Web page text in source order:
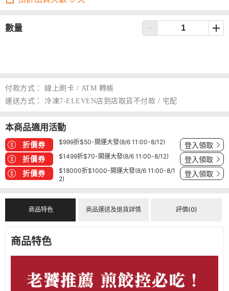
數量
付款方式：
線上刷卡 / ATM 轉帳
運送方式：
冷凍7-ELEVEN店到店取貨不付款 / 宅配
本商品適用活動
折價券 $999折$50-開運大發(8/6 11:00-8/12) 登入領取
折價券 $1499折$70-開運大發(8/6 11:00-8/12) 登入領取
折價券
$18000折$1000-開運大發(8/6 11:00-8/1
2)
登入領取
商品特色 商品運送及退貨詳情 評價(0)
商品特色